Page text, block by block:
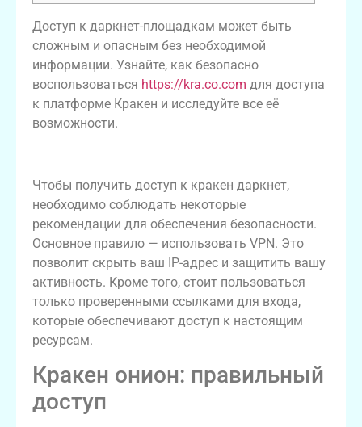
Доступ к даркнет-площадкам может быть
сложным и опасным без необходимой
информации. Узнайте, как безопасно
воспользоваться https://kra.co.com для доступа
к платформе Кракен и исследуйте все её
возможности.
Чтобы получить доступ к кракен даркнет,
необходимо соблюдать некоторые
рекомендации для обеспечения безопасности.
Основное правило — использовать VPN. Это
позволит скрыть ваш IP-адрес и защитить вашу
активность. Кроме того, стоит пользоваться
только проверенными ссылками для входа,
которые обеспечивают доступ к настоящим
ресурсам.
Кракен онион: правильный
доступ